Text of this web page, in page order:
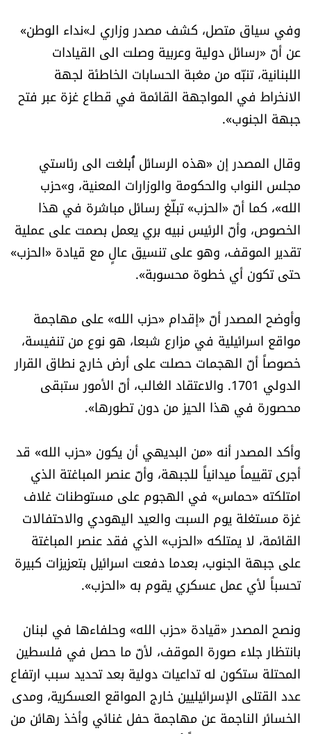
سجالات
صحّة وصحن
الرياضة
منوّعات
حظّك اليوم
للتاريخ
فيديو
من نحن
للتواصل معنا
شروط الاستخدام
شروط الإشتراك
Digital solutions by
وفي سياق متصل، كشف مصدر وزاري لـ»نداء الوطن»
عن أنّ «رسائل دولية وعربية وصلت الى القيادات
اللبنانية، تنبّه من مغبة الحسابات الخاطئة لجهة
الانخراط في المواجهة القائمة في قطاع غزة عبر فتح
جبهة الجنوب».
وقال المصدر إن «هذه الرسائل أُبلغت الى رئاستي
مجلس النواب والحكومة والوزارات المعنية، و»حزب
الله»، كما أنّ «الحزب» تبلّغ رسائل مباشرة في هذا
الخصوص، وأنّ الرئيس نبيه بري يعمل بصمت على عملية
تقدير الموقف، وهو على تنسيق عالٍ مع قيادة «الحزب»
حتى تكون أي خطوة محسوبة».
وأوضح المصدر أنّ «إقدام «حزب الله» على مهاجمة
مواقع اسرائيلية في مزارع شبعا، هو نوع من تنفيسة،
خصوصاً أنّ الهجمات حصلت على أرض خارج نطاق القرار
الدولي 1701. والاعتقاد الغالب، أنّ الأمور ستبقى
محصورة في هذا الحيز من دون تطورها».
وأكد المصدر أنه «من البديهي أن يكون «حزب الله» قد
أجرى تقييماً ميدانياً للجبهة، وأنّ عنصر المباغتة الذي
امتلكته «حماس» في الهجوم على مستوطنات غلاف
غزة مستغلة يوم السبت والعيد اليهودي والاحتفالات
القائمة، لا يمتلكه «الحزب» الذي فقد عنصر المباغتة
على جبهة الجنوب، بعدما دفعت اسرائيل بتعزيزات كبيرة
تحسباً لأي عمل عسكري يقوم به «الحزب».
ونصح المصدر «قيادة «حزب الله» وحلفاءها في لبنان
بانتظار جلاء صورة الموقف، لأنّ ما حصل في فلسطين
المحتلة ستكون له تداعيات دولية بعد تحديد سبب ارتفاع
عدد القتلى الإسرائيليين خارج المواقع العسكرية، ومدى
الخسائر الناجمة عن مهاجمة حفل غنائي وأخذ رهائن من